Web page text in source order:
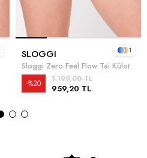
SLOGGI
Sloggi Zero Feel Flow Tai Külot
959,20 TL
1.199,00 TL
%20
1